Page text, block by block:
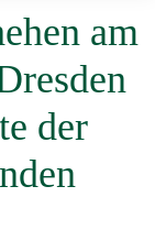
am
der